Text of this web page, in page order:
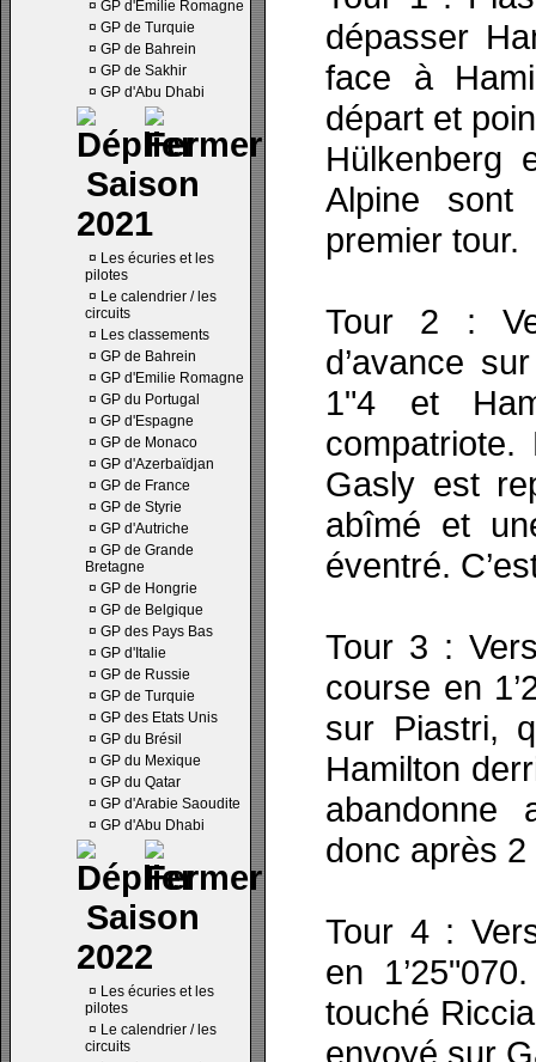
¤ GP d'Emilie Romagne
¤ GP de Turquie
¤ GP de Bahrein
¤ GP de Sakhir
¤ GP d'Abu Dhabi
Saison
2021
¤ Les écuries et les
pilotes
¤ Le calendrier / les
circuits
¤ Les classements
¤ GP de Bahrein
¤ GP d'Emilie Romagne
¤ GP du Portugal
¤ GP d'Espagne
¤ GP de Monaco
¤ GP d'Azerbaïdjan
¤ GP de France
¤ GP de Styrie
¤ GP d'Autriche
¤ GP de Grande
Bretagne
¤ GP de Hongrie
¤ GP de Belgique
¤ GP des Pays Bas
¤ GP d'Italie
¤ GP de Russie
¤ GP de Turquie
¤ GP des Etats Unis
¤ GP du Brésil
¤ GP du Mexique
¤ GP du Qatar
¤ GP d'Arabie Saoudite
¤ GP d'Abu Dhabi
Saison
2022
¤ Les écuries et les
pilotes
¤ Le calendrier / les
circuits
dépasser
face à
départ et
Hülkenberg
Alpine
premier tour.
Tour 2 :
d’avance
1"4 et
Gasly est
abîmé et
éventré.
Tour 3 :
course en
sur Piastri,
Hamilton
abandonne
donc après
Tour 4 :
en
touché
envoyé sur